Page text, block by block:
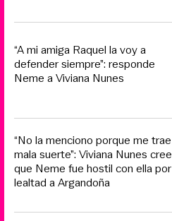
“A mi amiga Raquel la voy a
defender siempre”: responde
Neme a Viviana Nunes
“No la menciono porque me trae
mala suerte”: Viviana Nunes cree
que Neme fue hostil con ella por
lealtad a Argandoña